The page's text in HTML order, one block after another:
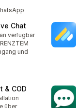
Chat
verfügbar
und
& COD
über